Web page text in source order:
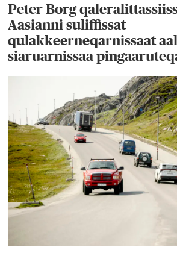
Peter Borg
Aasianni suliffissat
qulakkeerneqarnissaat
siaruarnissaa